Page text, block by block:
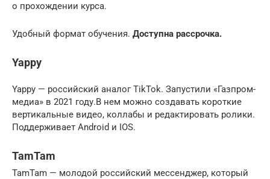
о прохождении курса.
Удобный формат обучения. Доступна рассрочка.
Yappy
Yappy — российский аналог TikTok. Запустили «Газпром-
медиа» в 2021 году.В нем можно создавать короткие
вертикальные видео, коллабы и редактировать ролики.
Поддерживает Android и IOS.
TamTam
TamTam — молодой российский мессенджер, который